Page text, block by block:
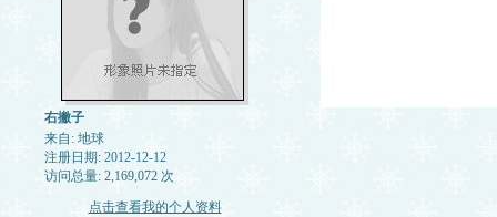
右撇子
来自: 地球
注册日期: 2012-12-12
访问总量: 2,169,072 次
点击查看我的个人资料